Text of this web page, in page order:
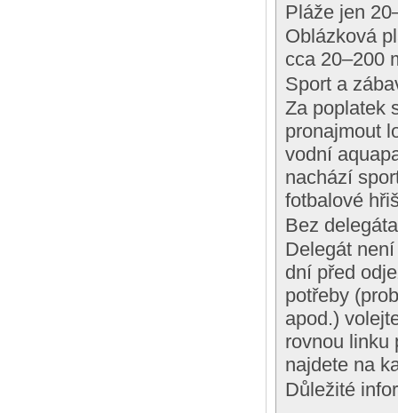
Pláže jen
Oblázková
cca 20–200
Sport a
Za poplatek
pronajmout
vodní
nachází
fotbalové
Bez
Delegát
dní před
potřeby
apod.)
rovnou linku
najdete na
Důležité